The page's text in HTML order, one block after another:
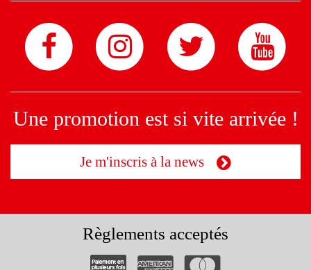
Une promotion est si vite arrivée !
Je m'inscris à la news
Règlements acceptés